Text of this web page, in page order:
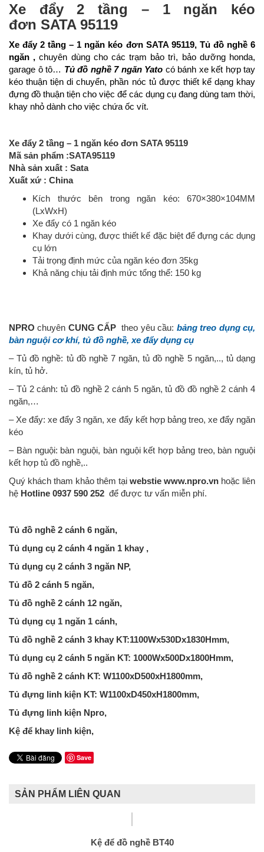
Xe đẩy 2 tầng – 1 ngăn kéo
đơn SATA 95119
Xe đẩy 2 tầng – 1 ngăn kéo đơn SATA 95119, Tủ đồ nghề 6
ngăn ,chuyên dùng cho các trạm bảo trì, bảo dưỡng honda,
garage ô tô… Tủ đồ nghề 7 ngăn Yato có bánh xe kết hợp tay
kéo thuận tiện di chuyển, phần nóc tủ được thiết kế dạng khay
đựng đồ thuận tiện cho việc để các dụng cụ đang dùng tam thời,
khay nhỏ dành cho việc chứa ốc vít.
Xe đẩy 2 tầng – 1 ngăn kéo đơn SATA 95119
Mã sản phẩm :SATA95119
Nhà sản xuất : Sata
Xuất xứ : China
Kích thước bên trong ngăn kéo: 670×380×104MM
(LxWxH)
Xe đẩy có 1 ngăn kéo
Khay dưới cùng, được thiết kế đặc biệt để đựng các dụng
cụ lớn
Tải trọng định mức của ngăn kéo đơn 35kg
Khả năng chịu tải định mức tổng thể: 150 kg
NPRO chuyên CUNG CẤP theo yêu cầu: bảng treo dụng cụ,
bàn nguội cơ khí, tủ đồ nghề, xe đẩy dụng cụ
– Tủ đồ nghề: tủ đồ nghề 7 ngăn, tủ đồ nghề 5 ngăn,.., tủ dạng
kín, tủ hở.
– Tủ 2 cánh: tủ đồ nghề 2 cánh 5 ngăn, tủ đồ đồ nghề 2 cánh 4
ngăn,…
– Xe đẩy: xe đẩy 3 ngăn, xe đẩy kết hợp bảng treo, xe đẩy ngăn
kéo
– Bàn nguội: bàn nguội, bàn nguội kết hợp bảng treo, bàn nguội
kết hợp tủ đồ nghề,..
Quý khách tham khảo thêm tại webstie www.npro.vn hoặc liên
hệ Hotline 0937 590 252 để được tư vấn miễn phí.
Tủ đồ nghề 2 cánh 6 ngăn,
Tủ dụng cụ 2 cánh 4 ngăn 1 khay ,
Tủ dụng cụ 2 cánh 3 ngăn NP,
Tủ đồ 2 cánh 5 ngăn,
Tủ đồ nghề 2 cánh 12 ngăn,
Tủ dụng cụ 1 ngăn 1 cánh,
Tủ đồ nghề 2 cánh 3 khay KT:1100Wx530Dx1830Hmm,
Tủ dụng cụ 2 cánh 5 ngăn KT: 1000Wx500Dx1800Hmm,
Tủ đồ nghề 2 cánh KT: W1100xD500xH1800mm,
Tủ đựng linh kiện KT: W1100xD450xH1800mm,
Tủ đựng linh kiện Npro,
Kệ để khay linh kiện,
Save
SẢN PHẨM LIÊN QUAN
Kệ để đồ nghề BT40